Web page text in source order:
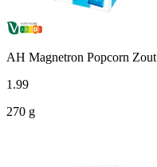
AH Magnetron Popcorn Zout
1 .99
270 g